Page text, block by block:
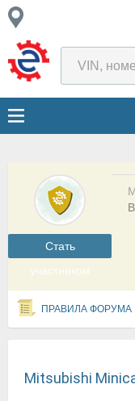
Cтать
участником
ПРАВИЛА ФОРУМА
Mitsubishi